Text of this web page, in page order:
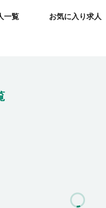
一覧 お気に入り求人
一覧 お気に入り求人